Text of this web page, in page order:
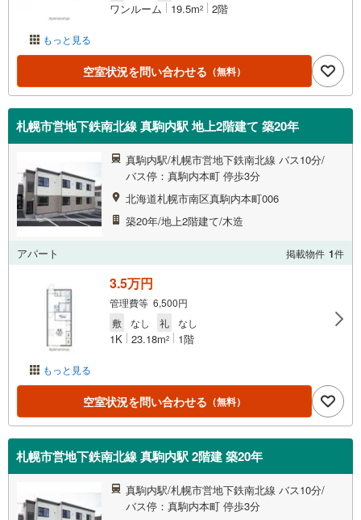
もっと見る
ワンルーム 19.5m2 2階
空室状況を問い合わせる （無料）
札幌市営地下鉄南北線 真駒内駅 地上2階建て 築20年
真駒内駅/札幌市営地下鉄南北線 バス10分/
バス停：真駒内本町 停歩3分
北海道札幌市南区真駒内本町006
築20年/地上2階建て/木造
アパート 掲載物件 1件
もっと見る
3.5万円
管理費等 6,500円
敷
なし 礼 なし
1K 23.18m2 1階
空室状況を問い合わせる （無料）
札幌市営地下鉄南北線 真駒内駅 2階建 築20年
真駒内駅/札幌市営地下鉄南北線 バス10分/
バス停：真駒内本町 停歩3分